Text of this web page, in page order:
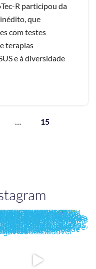
R participou da
que
com testes
terapias
e à diversidade
15